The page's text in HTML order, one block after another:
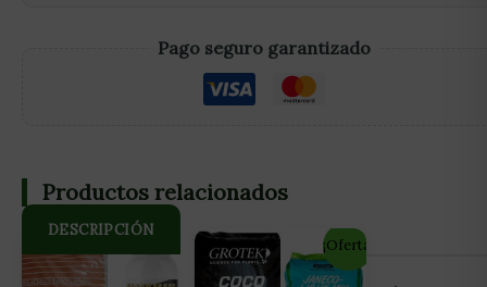
Pago seguro garantizado
DESCRIPCIÓN
Productos relacionados
¡Oferta!